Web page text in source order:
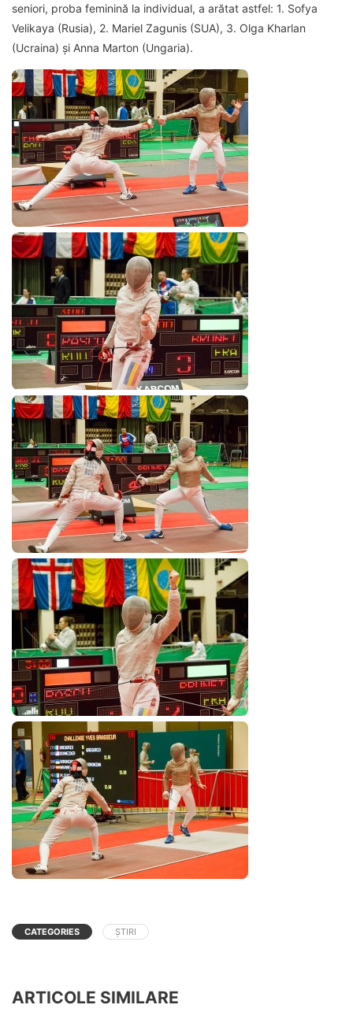
seniori, proba feminină la individual, a arătat astfel: 1. Sofya
Velikaya (Rusia), 2. Mariel Zagunis (SUA), 3. Olga Kharlan
(Ucraina) și Anna Marton (Ungaria).
CATEGORIES ȘTIRI
ARTICOLE SIMILARE